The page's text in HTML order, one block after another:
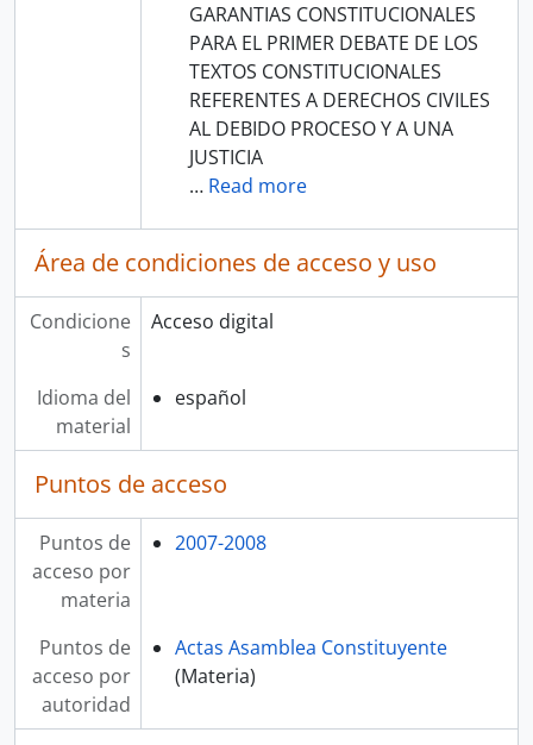
GARANTIAS CONSTITUCIONALES
PARA EL PRIMER DEBATE DE LOS
TEXTOS CONSTITUCIONALES
REFERENTES A DERECHOS CIVILES
AL DEBIDO PROCESO Y A UNA
JUSTICIA
… Read more
Área de condiciones de acceso y uso
Condicione
s
Acceso digital
Idioma del
material
español
Puntos de acceso
Puntos de
acceso por
materia
2007-2008
Puntos de
acceso por
autoridad
Actas Asamblea Constituyente
(Materia)